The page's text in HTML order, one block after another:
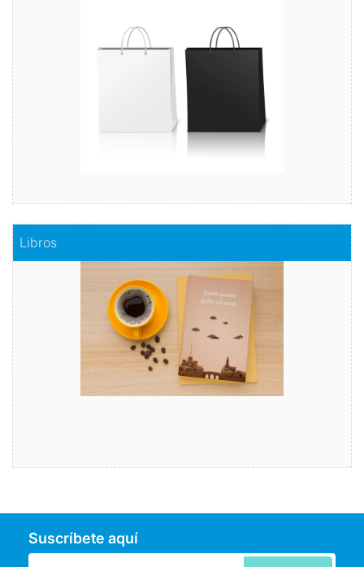
Comprar
Libros
Capta el interés del lector con nuestra ayuda rápida y
Comprar
Comprar
Suscríbete aquí